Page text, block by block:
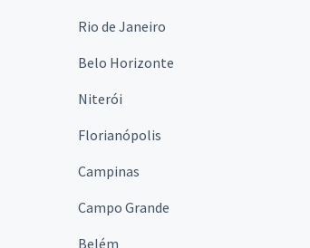
Rio de Janeiro
Belo Horizonte
Niterói
Florianópolis
Campinas
Campo Grande
Belém